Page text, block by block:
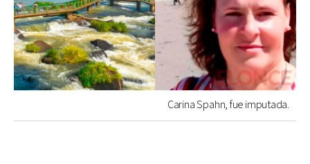
Carina Spahn, fue imputada.